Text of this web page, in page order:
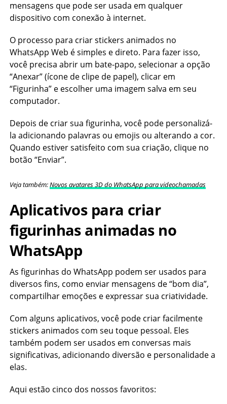
mensagens que pode ser usada em qualquer
dispositivo com conexão à internet.
O processo para criar stickers animados no
WhatsApp Web é simples e direto. Para fazer isso,
você precisa abrir um bate-papo, selecionar a opção
“Anexar” (ícone de clipe de papel), clicar em
“Figurinha” e escolher uma imagem salva em seu
computador.
Depois de criar sua figurinha, você pode personalizá-
la adicionando palavras ou emojis ou alterando a cor.
Quando estiver satisfeito com sua criação, clique no
botão “Enviar”.
Veja também:Novos avatares 3D do WhatsApp para videochamadas
Aplicativos para criar
figurinhas animadas no
WhatsApp
As figurinhas do WhatsApp podem ser usados para
diversos fins, como enviar mensagens de “bom dia”,
compartilhar emoções e expressar sua criatividade.
Com alguns aplicativos, você pode criar facilmente
stickers animados com seu toque pessoal. Eles
também podem ser usados em conversas mais
significativas, adicionando diversão e personalidade a
elas.
Aqui estão cinco dos nossos favoritos: